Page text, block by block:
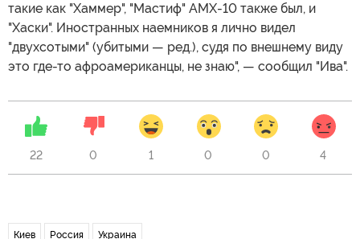
такие как "Хаммер", "Мастиф" AMX-10 также был, и
"Хаски". Иностранных наемников я лично видел
"двухсотыми" (убитыми — ред.), судя по внешнему виду
это где-то афроамериканцы, не знаю", — сообщил "Ива".
22 0 1 0 0 4
Киев Россия Украина